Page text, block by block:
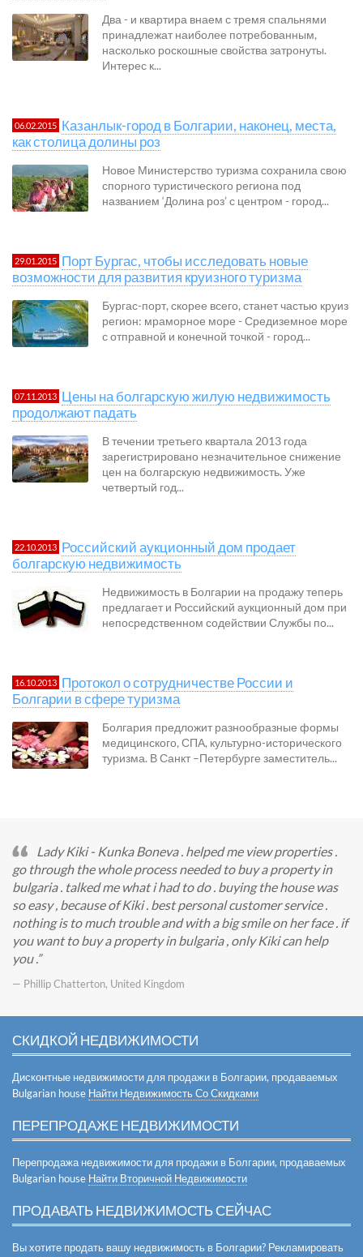
Два - и квартира внаем с тремя спальнями
принадлежат наиболее потребованным,
насколько роскошные свойства затронуты.
Интерес к...
06.02.2015 Казанлык-город в Болгарии, наконец, места,
как столица долины роз
Новое Министерство туризма сохранила свою
спорного туристического региона под
названием ‘Долина роз’ с центром - город...
29.01.2015 Порт Бургас, чтобы исследовать новые
возможности для развития круизного туризма
Бургас-порт, скорее всего, станет частью круиз
регион: мраморное море - Средиземное море
с отправной и конечной точкой - город...
07.11.2013 Цены на болгарскую жилую недвижимость
продолжают падать
В течении третьего квартала 2013 года
зарегистрировано незначительное снижение
цен на болгарскую недвижимость. Уже
четвертый год...
22.10.2013 Российский аукционный дом продает
болгарскую недвижимость
Недвижимость в Болгарии на продажу теперь
предлагает и Российский аукционный дом при
непосредственном содействии Службы по...
16.10.2013 Протокол о сотрудничестве России и
Болгарии в сфере туризма
Болгария предложит разнообразные формы
медицинского, СПА, культурно-исторического
туризма. В Санкт –Петербурге заместитель...
Lady Kiki - Kunka Boneva . helped me view properties .
go through the whole process needed to buy a property in
bulgaria . talked me what i had to do . buying the house was
so easy , because of Kiki . best personal customer service .
nothing is to much trouble and with a big smile on her face . if
you want to buy a property in bulgaria , only Kiki can help
you .
— Phillip Chatterton, United Kingdom
СКИДКОЙ НЕДВИЖИМОСТИ
Дисконтные недвижимости для продажи в Болгарии, продаваемых
Bulgarian house Найти Недвижимость Со Скидками
ПЕРЕПРОДАЖЕ НЕДВИЖИМОСТИ
Перепродажа недвижимости для продажи в Болгарии, продаваемых
Bulgarian house Найти Вторичной Недвижимости
ПРОДАВАТЬ НЕДВИЖИМОСТЬ СЕЙЧАС
Вы хотите продать вашу недвижимость в Болгарии? Рекламировать